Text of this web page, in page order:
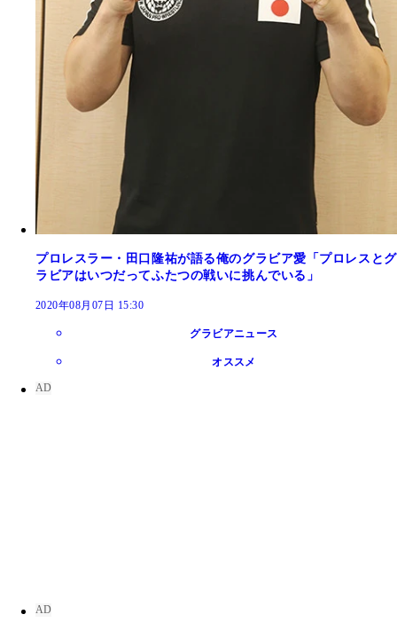
プロレスラー・田口隆祐が語る俺のグラビア愛「プロレスとグ
ラビアはいつだってふたつの戦いに挑んでいる」
2020年08月07日 15:30
グラビアニュース
オススメ